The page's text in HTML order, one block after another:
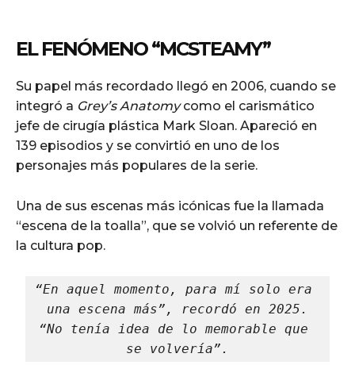
EL FENÓMENO “MCSTEAMY”
Su papel más recordado llegó en 2006, cuando se
integró a Grey’s Anatomycomo el carismático
jefe de cirugía plástica Mark Sloan. Apareció en
139 episodios y se convirtió en uno de los
personajes más populares de la serie.
Una de sus escenas más icónicas fue la llamada
“escena de la toalla”, que se volvió un referente de
la cultura pop.
“En aquel momento, para mí solo era
una escena más”, recordó en 2025.
“No tenía idea de lo memorable que
se volvería”.